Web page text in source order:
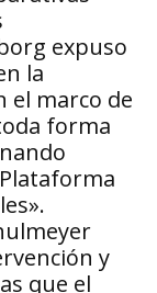
expuso
la
el marco de
forma
y
que el